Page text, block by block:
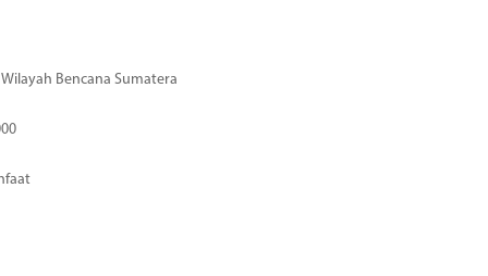
Bencana Sumatera